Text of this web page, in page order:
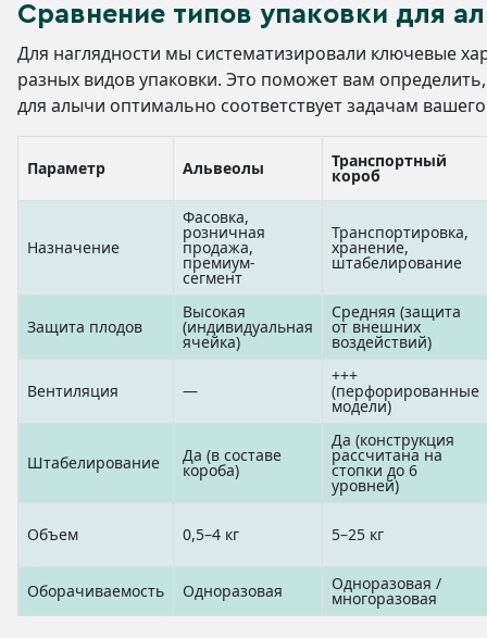
Сравнение типов упаковки для
Для наглядности мы систематизировали ключевые
разных видов упаковки. Это поможет вам
для алычи оптимально соответствует задачам
Параметр Альвеолы Транспортный
короб
Назначение
Фасовка,
розничная
продажа,
премиум-
сегмент
Транспортировка,
хранение,
штабелирование
Защита плодов
Высокая
(индивидуальная
ячейка)
Средняя (защита
от внешних
воздействий)
Вентиляция —
+++
(перфорированные
модели)
Штабелирование Да (в составе
короба)
Да (конструкция
рассчитана на
стопки до 6
уровней)
Объем 0,5–4 кг 5–25 кг
Оборачиваемость Одноразовая Одноразовая /
многоразовая